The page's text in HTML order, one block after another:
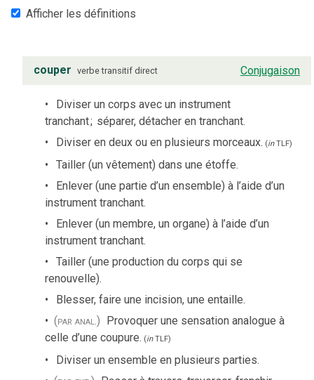
Afficher les définitions
couper verbe transitif direct Conjugaison
Diviser un corps avec un instrument
tranchant; séparer, détacher en tranchant.
Diviser en deux ou en plusieurs morceaux. (inTLF)
Tailler (un vêtement) dans une étoffe.
Enlever (une partie d’un ensemble) à l’aide d’un
instrument tranchant.
Enlever (un membre, un organe) à l’aide d’un
instrument tranchant.
Tailler (une production du corps qui se
renouvelle).
Blesser, faire une incision, une entaille.
(par anal.) Provoquer une sensation analogue à
celle d’une coupure. (inTLF)
Diviser un ensemble en plusieurs parties.